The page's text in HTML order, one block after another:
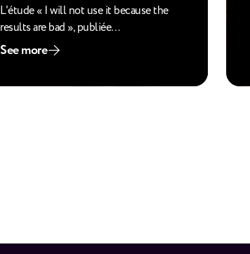
L'étude « I will not use it because the
results are bad », publiée…
See more